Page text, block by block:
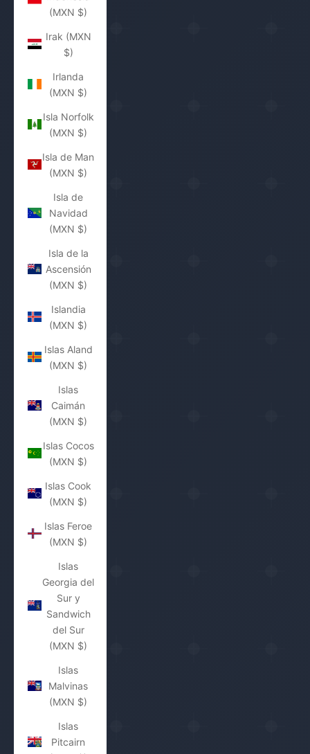
(MXN $)
Irak (MXN
$)
Irlanda
(MXN $)
Isla Norfolk
(MXN $)
Isla de Man
(MXN $)
Isla de
Navidad
(MXN $)
Isla de la
Ascensión
(MXN $)
Islandia
(MXN $)
Islas Aland
(MXN $)
Islas
Caimán
(MXN $)
Islas Cocos
(MXN $)
Islas Cook
(MXN $)
Islas Feroe
(MXN $)
Islas
Georgia del
Sur y
Sandwich
del Sur
(MXN $)
Islas
Malvinas
(MXN $)
Islas
Pitcairn